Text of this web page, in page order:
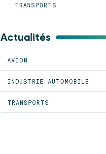
TRANSPORTS
Actualités
AVION
INDUSTRIE AUTOMOBILE
TRANSPORTS